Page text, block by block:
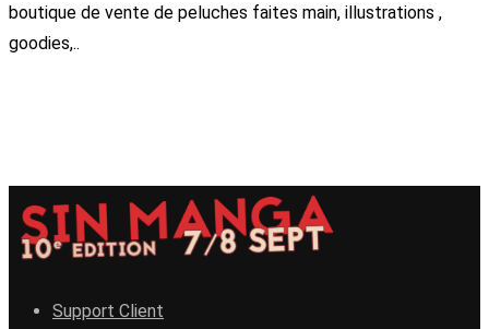
boutique de vente de peluches faites main, illustrations ,
goodies,..
Support Client